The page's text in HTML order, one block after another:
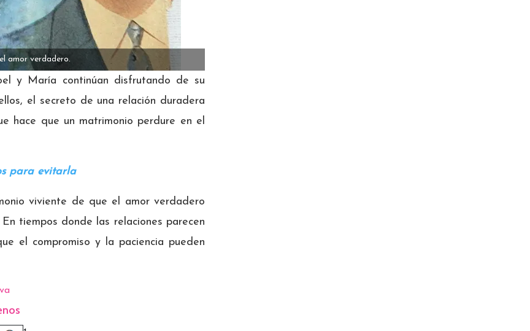
amor verdadero.
y María continúan disfrutando de su
el secreto de una relación duradera
hace que un matrimonio perdure en el
para evitarla
viviente de que el amor verdadero
tiempos donde las relaciones parecen
el compromiso y la paciencia pueden